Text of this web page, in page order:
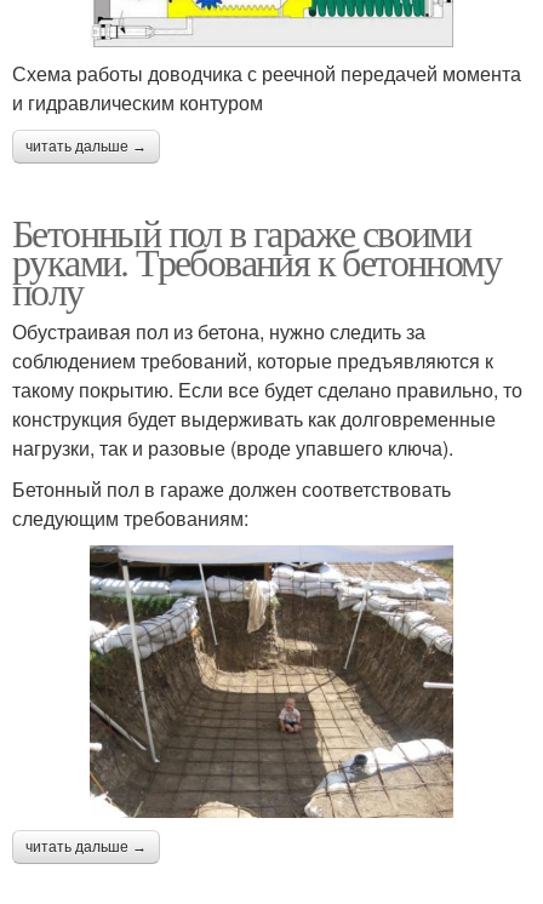
Схема работы доводчика с реечной передачей момента
и гидравлическим контуром
читать дальше →
Бетонный пол в гараже своими
руками. Требования к бетонному
полу
Обустраивая пол из бетона, нужно следить за
соблюдением требований, которые предъявляются к
такому покрытию. Если все будет сделано правильно, то
конструкция будет выдерживать как долговременные
нагрузки, так и разовые (вроде упавшего ключа).
Бетонный пол в гараже должен соответствовать
следующим требованиям:
читать дальше →